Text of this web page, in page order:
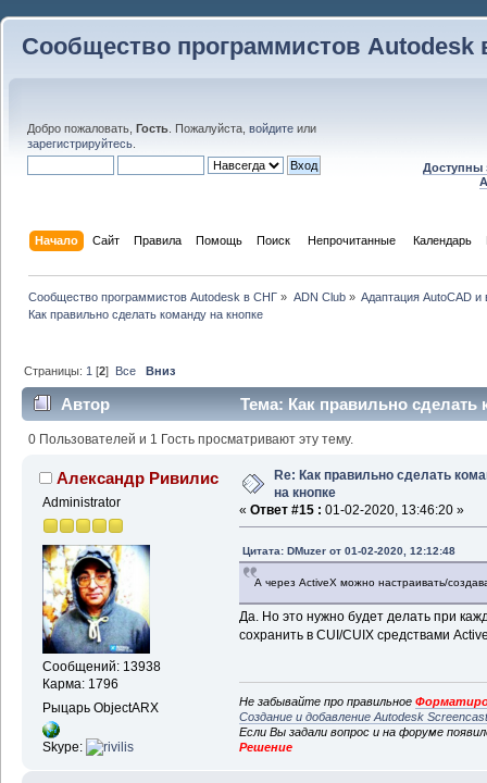
Сообщество программистов Autodesk
Добро пожаловать, Гость . Пожалуйста, войдите или
зарегистрируйтесь
Доступны
Начало Сайт Правила Помощь Поиск Непрочитанные Календарь
Сообщество программистов Autodesk в СНГ » ADN Club» Адаптация AutoCAD и
Как правильно сделать команду на кнопке
Страницы: 1 [2] Все Вниз
Автор
Тема: Как правильно сделать
раз)
0 Пользователей и 1 Гость просматривают эту тему.
Александр Ривилис
Administrator
Сообщений: 13938
Карма: 1796
Рыцарь ObjectARX
Skype:
Re: Как правильно сделать
на кнопке
« Ответ #15 : 01-02-2020, 13:46:20 »
Цитата: DMuzer от 01-02-2020, 12:12:48
А через ActiveX можно настраивать/
Да. Но это нужно будет делать при
сохранить в CUI/CUIX средствами
Не забывайте про правильное
Создание и добавление Autodesk
Если Вы задали вопрос и на форуме
Решение